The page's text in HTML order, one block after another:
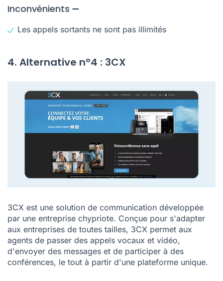
Inconvénients ➖
Les appels sortants ne sont pas illimités
4. Alternative n°4 : 3CX
3CX est une solution de communication développée
par une entreprise chypriote. Conçue pour s'adapter
aux entreprises de toutes tailles, 3CX permet aux
agents de passer des appels vocaux et vidéo,
d'envoyer des messages et de participer à des
conférences, le tout à partir d'une plateforme unique.